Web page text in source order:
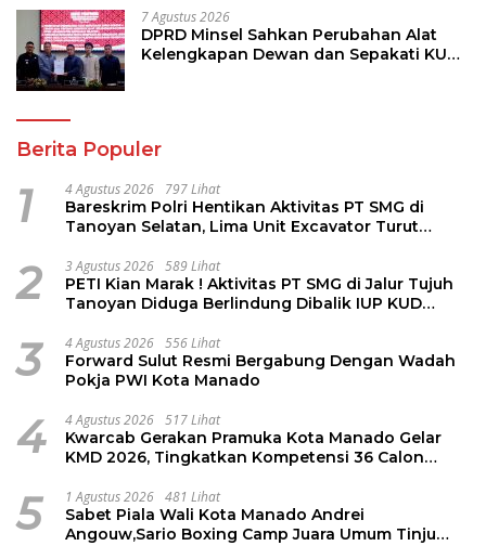
7 Agustus 2026
DPRD Minsel Sahkan Perubahan Alat
Kelengkapan Dewan dan Sepakati KUA-
Berita Populer
1 4 Agustus 2026 797 Lihat
Bareskrim Polri Hentikan Aktivitas PT SMG di
Tanoyan Selatan, Lima Unit Excavator Turut
2 3 Agustus 2026 589 Lihat
PETI Kian Marak ! Aktivitas PT SMG di Jalur Tujuh
Tanoyan Diduga Berlindung Dibalik IUP KUD
3 4 Agustus 2026 556 Lihat
Forward Sulut Resmi Bergabung Dengan Wadah
Pokja PWI Kota Manado
4 4 Agustus 2026 517 Lihat
Kwarcab Gerakan Pramuka Kota Manado Gelar
KMD 2026, Tingkatkan Kompetensi 36 Calon
5 1 Agustus 2026 481 Lihat
Sabet Piala Wali Kota Manado Andrei
Angouw,Sario Boxing Camp Juara Umum Tinju